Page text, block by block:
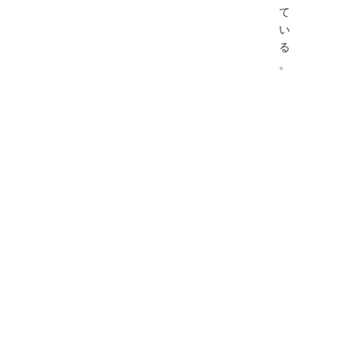
て
い
る
。